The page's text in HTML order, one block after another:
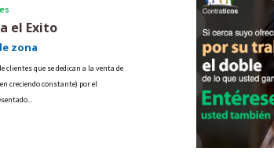
el Exito
zona
clientes que se dedican a la venta de
creciendo constante) por el